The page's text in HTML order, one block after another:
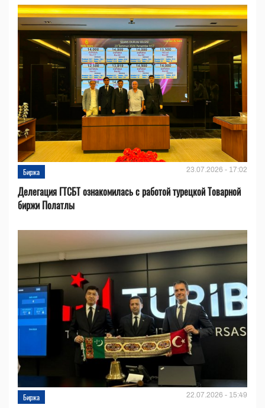
Биржа 23.07.2026 - 17:02
Делегация ГТСБТ ознакомилась с работой турецкой Товарной
биржи Полатлы
Биржа 22.07.2026 - 15:49